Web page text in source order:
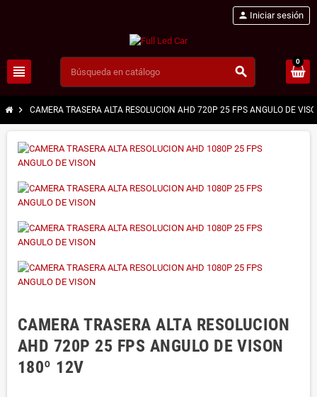
view_headline search
person Iniciar sesión
0
chevron_right CAMERA TRASERA ALTA RESOLUCION AHD 720P 25 FPS ANGULO DE
CAMERA TRASERA ALTA RESOLUCION
AHD 720P 25 FPS ANGULO DE VISON
180º 12V